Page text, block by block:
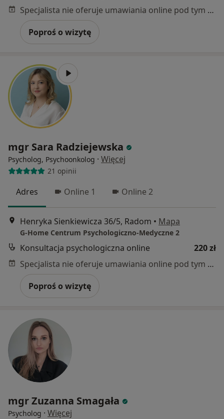
Specjalista nie oferuje umawiania online pod tym adresem.
Poproś o wizytę
mgr Sara Radziejewska
Psycholog, Psychoonkolog · Więcej
21 opinii
Adres Online 1 Online 2
Henryka Sienkiewicza 36/5, Radom • Mapa
G-Home Centrum Psychologiczno-Medyczne 2
Konsultacja psychologiczna online
220 zł
Specjalista nie oferuje umawiania online pod tym adresem.
Poproś o wizytę
mgr Zuzanna Smagała
Psycholog · Więcej